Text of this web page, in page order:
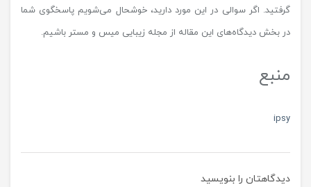
گرفتید. اگر سوالی در این مورد دارید، خوشحال می‌شویم پاسخگوی شما
در بخش دیدگاه‌های این مقاله از مجله زیبایی میس و مستر باشیم.
منبع
ipsy
دیدگاهتان را بنویسید